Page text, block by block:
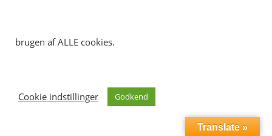
brugen af ALLE cookies.
Cookie indstillinger Godkend
Translate »